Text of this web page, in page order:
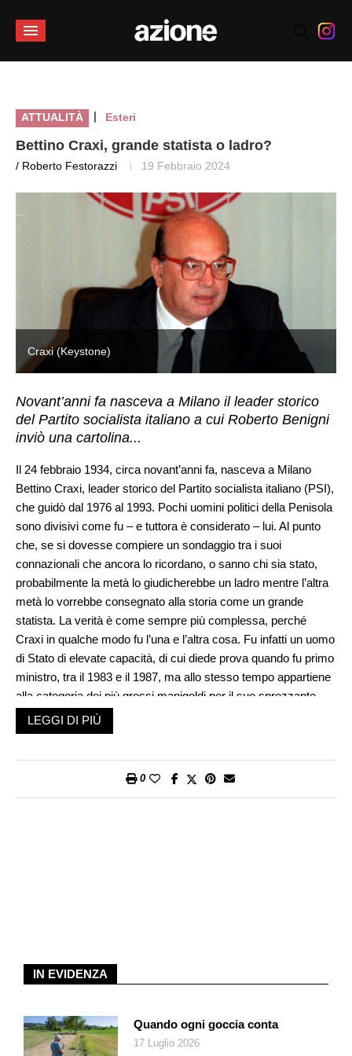
ATTUALITÀ | Esteri
Bettino Craxi, grande statista o ladro?
/ Roberto Festorazzi 19 Febbraio 2024
Craxi (Keystone)
Novant’anni fa nasceva a Milano il leader storico
del Partito socialista italiano a cui Roberto Benigni
inviò una cartolina...
Il 24 febbraio 1934, circa novant’anni fa, nasceva a Milano
Bettino Craxi, leader storico del Partito socialista italiano (PSI),
che guidò dal 1976 al 1993. Pochi uomini politici della Penisola
sono divisivi come fu – e tuttora è considerato – lui. Al punto
che, se si dovesse compiere un sondaggio tra i suoi
connazionali che ancora lo ricordano, o sanno chi sia stato,
probabilmente la metà lo giudicherebbe un ladro mentre l’altra
metà lo vorrebbe consegnato alla storia come un grande
statista. La verità è come sempre più complessa, perché
Craxi in qualche modo fu l’una e l’altra cosa. Fu infatti un uomo
di Stato di elevate capacità, di cui diede prova quando fu primo
ministro, tra il 1983 e il 1987, ma allo stesso tempo appartiene
alla categoria dei più grossi manigoldi per il suo sprezzante
cinismo, che lo portò a trasformare il PSI in una mostruosa
«macchina da guerra» mangiasoldi che rubava ovunque, per
ascendenti dei singoli personaggi politici.
stato raccontato da una fonte a lui assai vicina che vuol
restare anonima, un suo ex collaboratore: un velenoso sfottò
LEGGI DI PIÙ
0
IN EVIDENZA
Quando ogni goccia conta
17 Luglio 2026